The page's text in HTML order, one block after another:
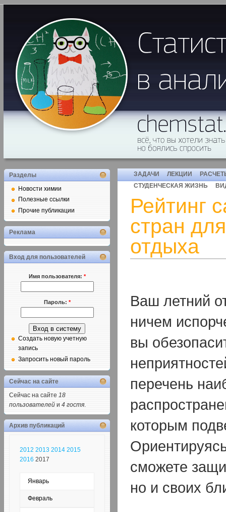
ЗАДАЧИ ЛЕКЦИИ
СТУДЕНЧЕСКАЯ ЖИЗНЬ
Рейтинг
стран
отдыха
Ваш летний
ничем
вы
перечень
которым
сможете
но и своих
Разделы
Новости химии
Полезные ссылки
Прочие публикации
Реклама
Вход для пользователей
Имя пользователя: *
Пароль: *
Создать новую учетную
запись
Запросить новый пароль
Сейчас на сайте
Сейчас на сайте 18
пользователей и 4 гостя.
Архив публикаций
2012 2013 2014 2015
2016 2017
Январь
Февраль